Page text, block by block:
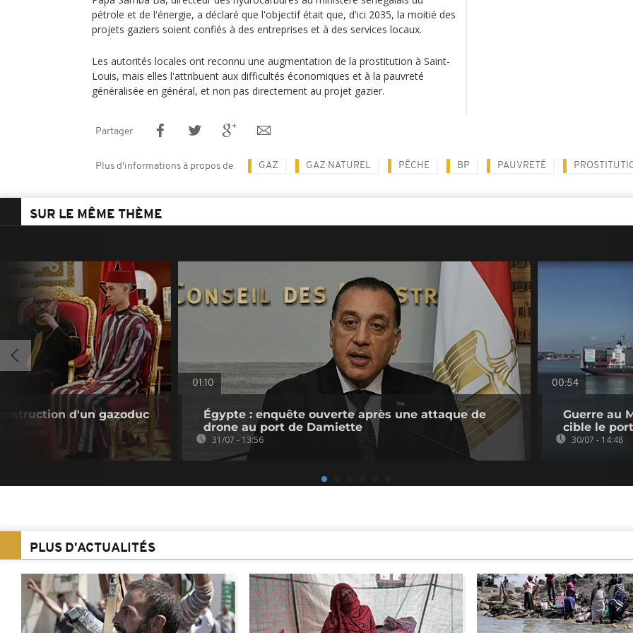
pétrole et de l'énergie, a déclaré que l'objectif était que, d'ici 2035, la moitié des
projets gaziers soient confiés à des entreprises et à des services locaux.
Les autorités locales ont reconnu une augmentation de la prostitution à Saint-
Louis, mais elles l'attribuent aux difficultés économiques et à la pauvreté
généralisée en général, et non pas directement au projet gazier.
Partager
Plus d'informations à propos de GAZ GAZ NATUREL PÊCHE BP PAUVRETÉ
SUR LE MÊME THÈME
d'un gazoduc
01:10
Égypte : enquête ouverte après une attaque de
drone au port de Damiette
31/07 - 13:56
00:54
Guerre au
cible le
30/07 - 14:48
PLUS D'ACTUALITÉS